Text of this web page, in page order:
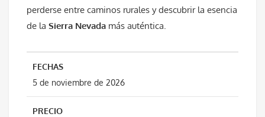
perderse entre caminos rurales y descubrir la esencia
de la Sierra Nevada más auténtica.
FECHAS
5 de noviembre de 2026
PRECIO